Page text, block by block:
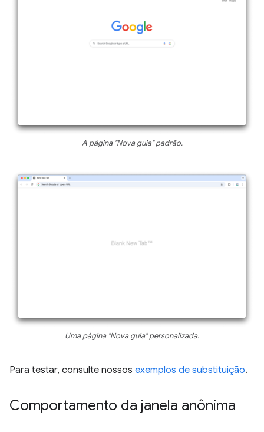
A página "Nova guia" padrão.
Uma página "Nova guia" personalizada.
Para testar, consulte nossos exemplos de substituição.
Comportamento da janela anônima